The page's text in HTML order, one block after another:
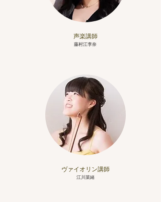
​声楽講師
藤村江李奈
ヴァイオリン講師
​江川菜緒